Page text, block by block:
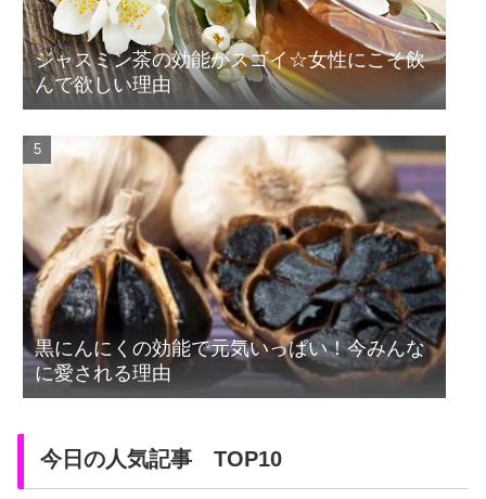
ジャスミン茶の効能がスゴイ☆女性にこそ飲
んで欲しい理由
黒にんにくの効能で元気いっぱい！今みんな
に愛される理由
今日の人気記事 TOP10